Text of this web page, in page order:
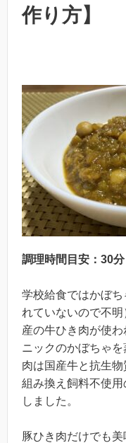
作り方】
調理時間目安：30分
学校給食ではかぼ
れていないので不
産の牛ひき肉が使
ニックのかぼちゃを
肉は国産牛と抗生
組み換え飼料不使
しました。
豚ひき肉だけでも美